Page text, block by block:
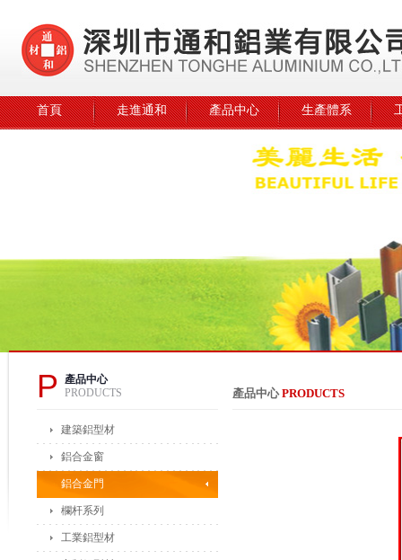
首頁 走進通和 產品中心 生產體系
P
產品中心
PRODUCTS
建築鋁型材
鋁合金窗
鋁合金門
欄杆系列
工業鋁型材
產品中心PRODUCTS